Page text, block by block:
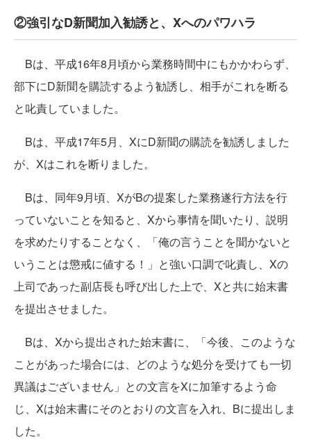
②強引なD新聞加入勧誘と、Xへのパワハラ
Bは、平成16年8月頃から業務時間中にもかかわらず、
部下にD新聞を購読するよう勧誘し、相手がこれを断る
と叱責していました。
Bは、平成17年5月、XにD新聞の購読を勧誘しました
が、Xはこれを断りました。
Bは、同年9月頃、XがBの提案した業務遂行方法を行
っていないことを知ると、Xから事情を聞いたり、説明
を求めたりすることなく、「俺の言うことを聞かないと
いうことは懲戒に値する！」と強い口調で叱責し、Xの
上司であった副店長も呼び出した上で、Xと共に始末書
を提出させました。
Bは、Xから提出された始末書に、「今後、このような
ことがあった場合には、どのような処分を受けても一切
異議はございません」との文言をXに加筆するよう命
じ、Xは始末書にそのとおりの文言を入れ、Bに提出しま
した。